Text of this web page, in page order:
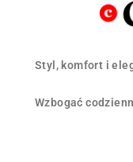
Styl, komfort i
Wzbogać